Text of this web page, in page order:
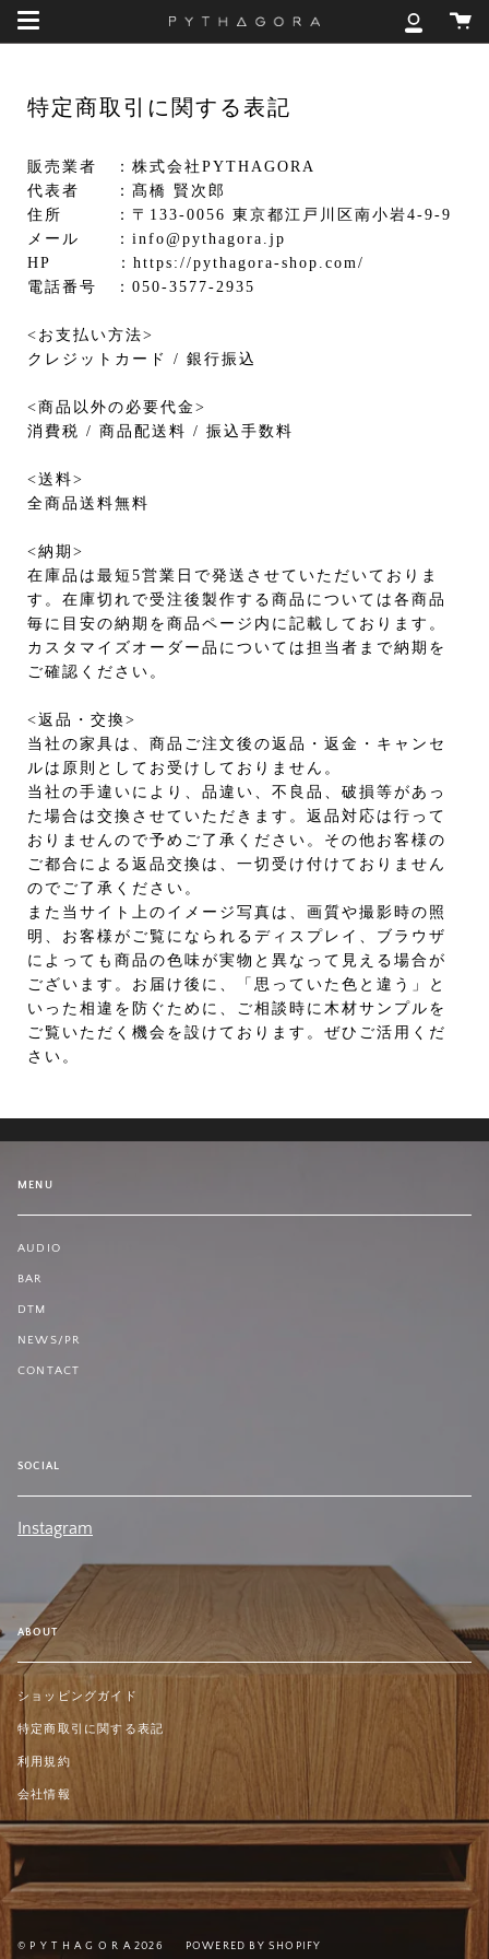
Skip
content
マ
カ
ー
特定商取引に関する表記
販売業者 ：株式会社PYTHAGORA
代表者 ：髙橋 賢次郎
住所 ：〒133-0056 東京都江戸川区南小岩4-9-9
メール ：info@pythagora.jp
HP ：https://pythagora-shop.com/
電話番号 ：050-3577-2935
<お支払い方法>
クレジットカード / 銀行振込
<商品以外の必要代金>
消費税 / 商品配送料 / 振込手数料
<送料>
全商品送料無料
<納期>
在庫品は最短5営業日で発送させていただいておりま
す。在庫切れで受注後製作する商品については各商品
毎に目安の納期を商品ページ内に記載しております。
カスタマイズオーダー品については担当者まで納期を
ご確認ください。
<返品・交換>
当社の家具は、商品ご注文後の返品・返金・キャンセ
ルは原則としてお受けしておりません。
当社の手違いにより、品違い、不良品、破損等があっ
た場合は交換させていただきます。返品対応は行って
おりませんので予めご了承ください。その他お客様の
ご都合による返品交換は、一切受け付けておりません
のでご了承ください。
また当サイト上のイメージ写真は、画質や撮影時の照
明、お客様がご覧になられるディスプレイ、ブラウザ
によっても商品の色味が実物と異なって見える場合が
ございます。お届け後に、「思っていた色と違う」と
いった相違を防ぐために、ご相談時に木材サンプルを
ご覧いただく機会を設けております。ぜひご活用くだ
さい。
MENU
AUDIO
BAR
DTM
NEWS/PR
CONTACT
SOCIAL
Instagram
ABOUT
ショッピングガイド
特定商取引に関する表記
利用規約
会社情報
© P Y T H A G O R A 2026 POWERED BY SHOPIFY